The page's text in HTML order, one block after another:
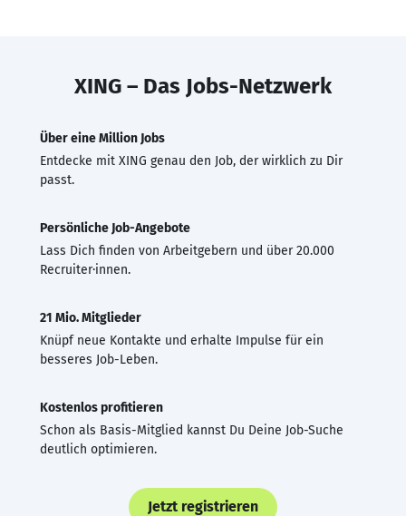
XING – Das Jobs-Netzwerk
Über eine Million Jobs
Entdecke mit XING genau den Job, der wirklich zu Dir
passt.
Persönliche Job-Angebote
Lass Dich finden von Arbeitgebern und über 20.000
Recruiter·innen.
21 Mio. Mitglieder
Knüpf neue Kontakte und erhalte Impulse für ein
besseres Job-Leben.
Kostenlos profitieren
Schon als Basis-Mitglied kannst Du Deine Job-Suche
deutlich optimieren.
Jetzt registrieren